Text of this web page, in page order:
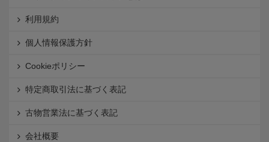
利用規約
個人情報保護方針
Cookieポリシー
特定商取引法に基づく表記
古物営業法に基づく表記
会社概要